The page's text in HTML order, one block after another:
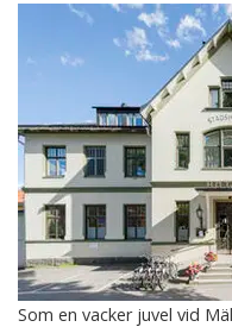
Som en vacker juvel vid